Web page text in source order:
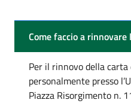
Come faccio a
Per il rinnovo della
personalmente presso
Piazza Risorgimento n.